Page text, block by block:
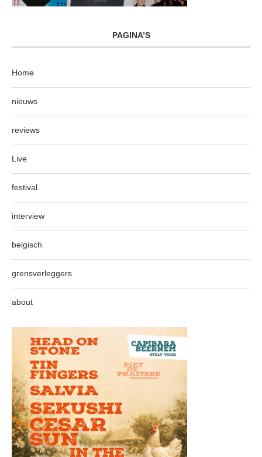
PAGINA’S
Home
nieuws
reviews
Live
festival
interview
belgisch
grensverleggers
about